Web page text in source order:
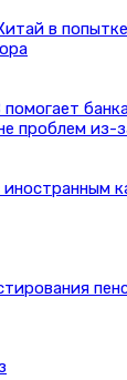
в
помогает
проблем из-